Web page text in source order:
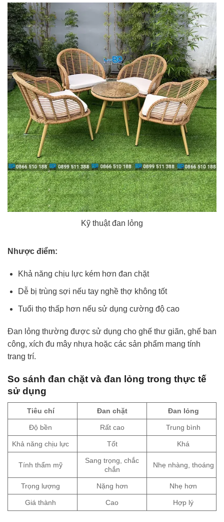
Kỹ thuật đan lỏng
Nhược điểm:
Khả năng chịu lực kém hơn đan chặt
Dễ bị trùng sợi nếu tay nghề thợ không tốt
Tuổi thọ thấp hơn nếu sử dụng cường độ cao
Đan lỏng thường được sử dụng cho ghế thư giãn, ghế ban
công, xích đu mây nhựa hoặc các sản phẩm mang tính
trang trí.
So sánh đan chặt và đan lỏng trong thực tế
sử dụng
Tiêu chí Đan chặt Đan lỏng
Độ bền Rất cao Trung bình
Khả năng chịu lực Tốt Khá
Tính thẩm mỹ
Sang trọng, chắc
chắn
Nhẹ nhàng, thoáng
Trọng lượng Nặng hơn Nhẹ hơn
Giá thành Cao Hợp lý